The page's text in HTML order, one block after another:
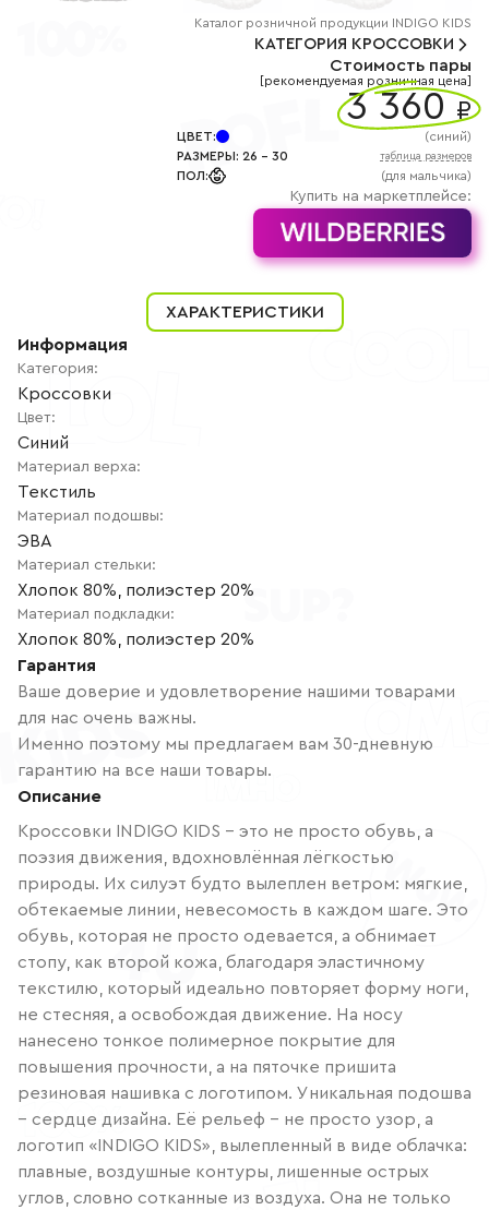
+7
АВТОРИЗАЦИЯ
РЕГИСТРАЦИЯ
Каталог розничной продукции INDIGO KIDS
КАТЕГОРИЯ КРОССОВКИ
Стоимость пары
[рекомендуемая розничная цена]
3 360 ₽
ЦВЕТ: (синий)
РАЗМЕРЫ: 26 - 30 таблица размеров
ПОЛ: (для мальчика)
Купить на маркетплейсе:
ХАРАКТЕРИСТИКИ
Информация
Категория:
Кроссовки
Цвет:
Синий
Материал верха:
Текстиль
Материал подошвы:
ЭВА
Материал стельки:
Хлопок 80%, полиэстер 20%
Материал подкладки:
Хлопок 80%, полиэстер 20%
Гарантия
Ваше доверие и удовлетворение нашими товарами
для нас очень важны.
Именно поэтому мы предлагаем вам 30-дневную
гарантию на все наши товары.
Описание
Кроссовки INDIGO KIDS – это не просто обувь, а
поэзия движения, вдохновлённая лёгкостью
природы. Их силуэт будто вылеплен ветром: мягкие,
обтекаемые линии, невесомость в каждом шаге. Это
обувь, которая не просто одевается, а обнимает
стопу, как второй кожа, благодаря эластичному
текстилю, который идеально повторяет форму ноги,
не стесняя, а освобождая движение. На носу
нанесено тонкое полимерное покрытие для
повышения прочности, а на пяточке пришита
резиновая нашивка с логотипом. Уникальная подошва
– сердце дизайна. Её рельеф – не просто узор, а
логотип «INDIGO KIDS», вылепленный в виде облачка:
плавные, воздушные контуры, лишенные острых
углов, словно сотканные из воздуха. Она не только